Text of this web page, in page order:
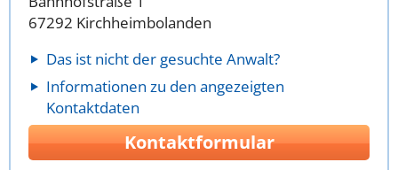
67292 Kirchheimbolanden
Das ist nicht der gesuchte Anwalt?
Informationen zu den angezeigten
Kontaktdaten
Kontaktformular